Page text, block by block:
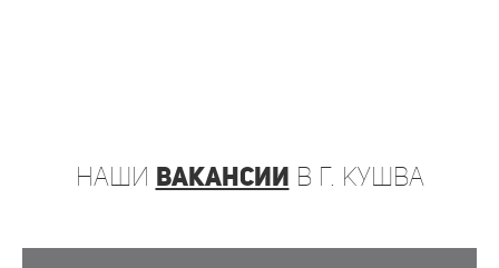
наши вакансии в г. Кушва